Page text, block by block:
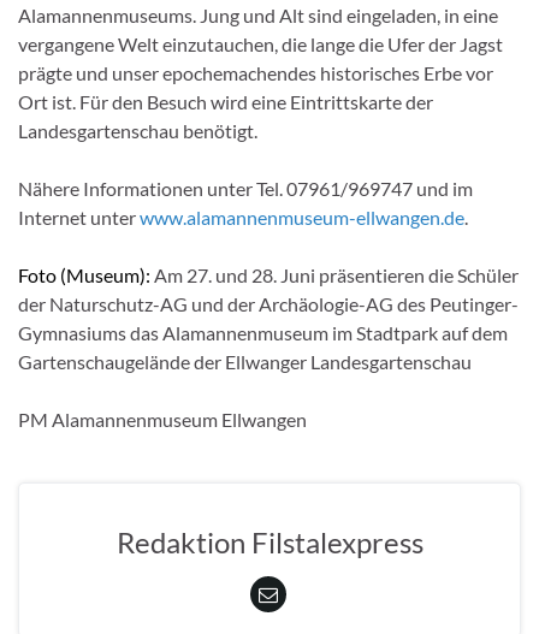
Alamannenmuseums. Jung und Alt sind eingeladen, in eine
vergangene Welt einzutauchen, die lange die Ufer der Jagst
prägte und unser epochemachendes historisches Erbe vor
Ort ist. Für den Besuch wird eine Eintrittskarte der
Landesgartenschau benötigt.
Nähere Informationen unter Tel. 07961/969747 und im
Internet unterwww.alamannenmuseum-ellwangen.de.
Foto (Museum): Am 27. und 28. Juni präsentieren die Schüler
der Naturschutz-AG und der Archäologie-AG des Peutinger-
Gymnasiums das Alamannenmuseum im Stadtpark auf dem
Gartenschaugelände der Ellwanger Landesgartenschau
PM Alamannenmuseum Ellwangen
Redaktion Filstalexpress